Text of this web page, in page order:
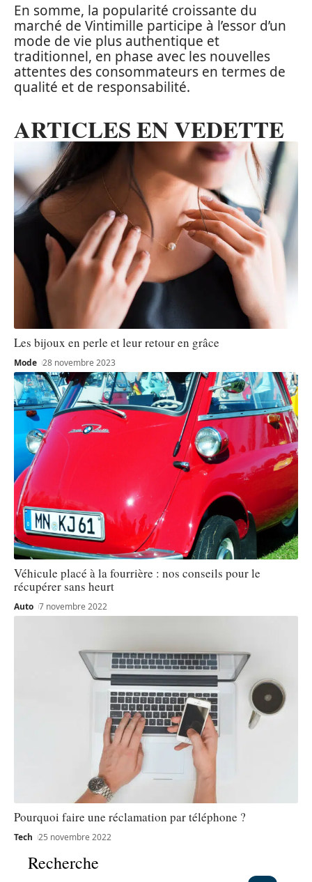
En somme, la popularité croissante du
marché de Vintimille participe à l’essor d’un
mode de vie plus authentique et
traditionnel, en phase avec les nouvelles
attentes des consommateurs en termes de
qualité et de responsabilité.
ARTICLES EN VEDETTE
Les bijoux en perle et leur retour en grâce
Mode 28 novembre 2023
Véhicule placé à la fourrière : nos conseils pour le
récupérer sans heurt
Auto 7 novembre 2022
Pourquoi faire une réclamation par téléphone ?
Tech 25 novembre 2022
Recherche